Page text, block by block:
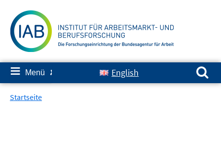
zum
Inhalt
≡ Menü ✘ English
Suchen nach:
Startseite